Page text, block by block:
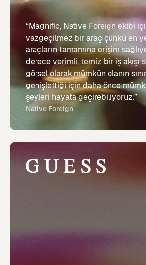
“Magnific, Native Foreign ekibi
vazgeçilmez bir araç çünkü en
araçların tamamına erişim
derece verimli, temiz bir iş akışı
görsel olarak mümkün olanın
genişlettiği için daha önce
şeyleri hayata geçirebiliyoruz.”
Native Foreign